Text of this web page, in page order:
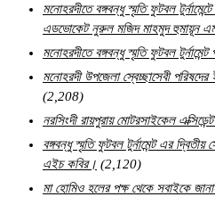
মনোহরদীতে বঙ্গবন্ধু স্মৃতি ফুটবল
এডভোকেট নুরুল মজিদ মাহমুদ হুমায়ূন
মনোহরদীতে বঙ্গবন্ধু স্মৃতি ফুটবল
মনোহরদী উপজেলা স্বেচ্ছাসেবী
(2,208)
নরসিংদী রায়পুরায় মোটরসাইকেল
বঙ্গবন্ধু স্মৃতি ফুটবল টুর্নামেন্ট এর
এইচ কবির। (2,120)
মা হোমিও হলের পক্ষ থেকে সবাইকে